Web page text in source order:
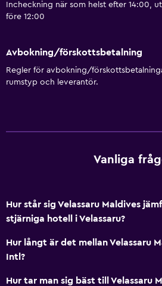
Incheckning när som helst efter 14:00,
före 12:00
Avbokning/förskottsbetalning
Regler för avbokning/
rumstyp och leverantör.
Vanliga
Hur står sig Velassaru Maldives
stjärniga hotell i Velassaru?
Hur långt är det mellan Velassaru
Intl?
Hur tar man sig bäst till Velassaru